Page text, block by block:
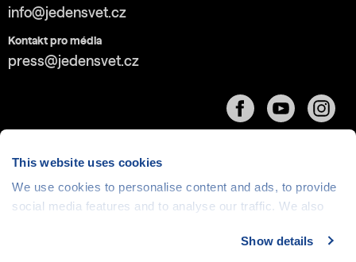
This website uses cookies
We use cookies to personalise content and ads, to provide
social media features and to analyse our traffic. We also
media, advertising and analytics partners who may
Show details
info@jedensvet.cz
Kontakt pro média
press@jedensvet.cz
Cookies| © 1999-2026 Člověk v tísni o.p.s., web běží